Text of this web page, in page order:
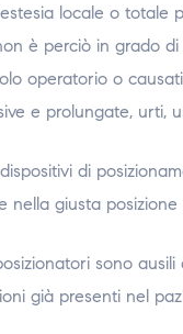
locale o
è perciò in grado
operatorio o
e prolungate, urti,
di
nella giusta
sono
già presenti nel